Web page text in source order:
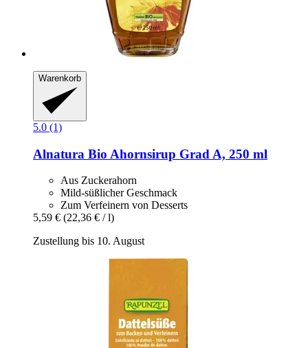
Warenkorb
5.0 (1)
Alnatura Bio Ahornsirup Grad A, 250 ml
Aus Zuckerahorn
Mild-süßlicher Geschmack
Zum Verfeinern von Desserts
5,59 € (22,36 € / l)
Zustellung bis 10. August